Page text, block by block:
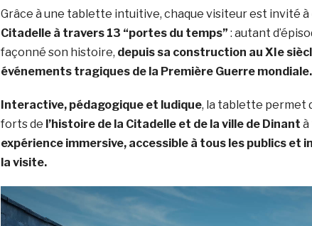
Grâce à une tablette intuitive, chaque visiteur est invité à
Citadelle à travers 13 “portes du temps” : autant
façonné son histoire, depuis sa construction au XIe
événements tragiques de la Première Guerre mondiale.
Interactive, pédagogique et ludique, la tablette permet
forts de l’histoire de la Citadelle et de la ville de Dinant à
expérience immersive, accessible à tous les publics et
la visite.
Lecteur
vidéo